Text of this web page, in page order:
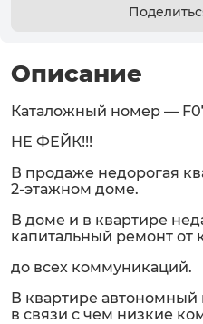
Описание
Каталожный номер —
НЕ ФЕЙК!!!
В продаже недорогая
2-этажном доме.
В доме и в квартире
капитальный ремонт от
до всех коммуникаций.
В квартире автономный
в связи с чем низкие